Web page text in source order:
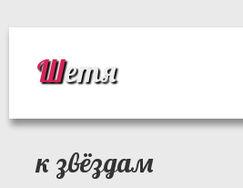
Шетя
к звёздам